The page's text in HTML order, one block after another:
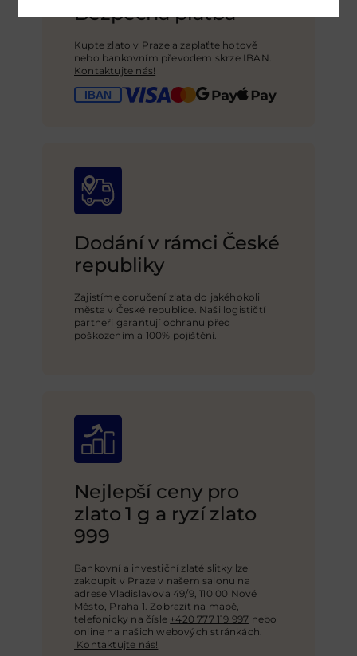
Bezpečná platba
Kupte zlato v Praze a zaplaťte hotově
nebo bankovním převodem skrze IBAN.
Kontaktujte nás!
Dodání v rámci České
republiky
Zajistíme doručení zlata do jakéhokoli
města v České republice. Naši logističtí
partneři garantují ochranu před
poškozením a 100% pojištění
Nejlepší ceny pro
zlato 1 g a ryzí zlato
999
Bankovní a investiční zlaté slitky lze
zakoupit v Praze v našem salonu na
adrese Vladislavova 49/9, 110 00 Nové
Město, Praha 1. Zobrazit na mapě,
telefonicky na čísle +420 777 119 997 nebo
online na našich webových stránkách
Kontaktujte nás!